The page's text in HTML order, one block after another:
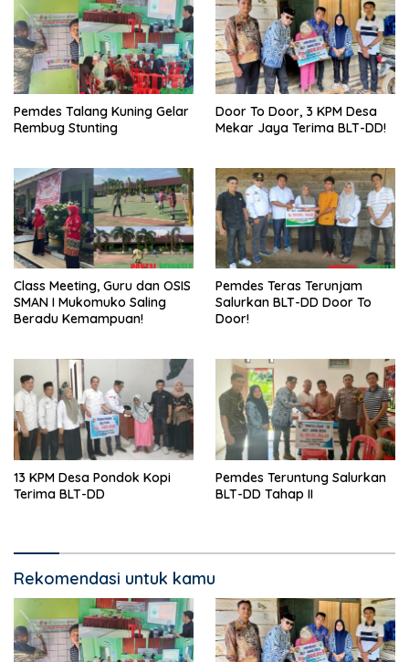
Pemdes Talang Kuning Gelar
Rembug Stunting
Door To Door, 3 KPM Desa
Mekar Jaya Terima BLT-DD!
Class Meeting, Guru dan OSIS
SMAN I Mukomuko Saling
Beradu Kemampuan!
Pemdes Teras Terunjam
Salurkan BLT-DD Door To
Door!
13 KPM Desa Pondok Kopi
Terima BLT-DD
Pemdes Teruntung Salurkan
BLT-DD Tahap II
Rekomendasi untuk kamu